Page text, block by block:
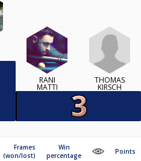
RANI
MATTI
THOMAS
KIRSCH
Frames
(won/lost)
Win
percentage
Points